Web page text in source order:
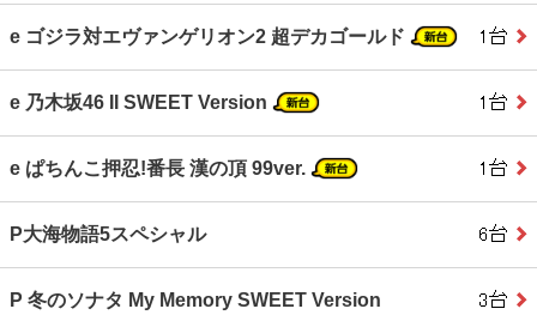
e ゴジラ対エヴァンゲリオン2 超デカゴールド
e 乃木坂46 II SWEET Version
e ぱちんこ押忍!番長 漢の頂 99ver.
P大海物語5スペシャル
P 冬のソナタ My Memory SWEET Version